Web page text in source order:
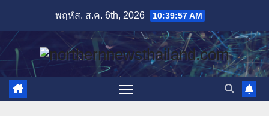
content
พฤหัส. ส.ค. 6th, 2026 10:39:58 AM